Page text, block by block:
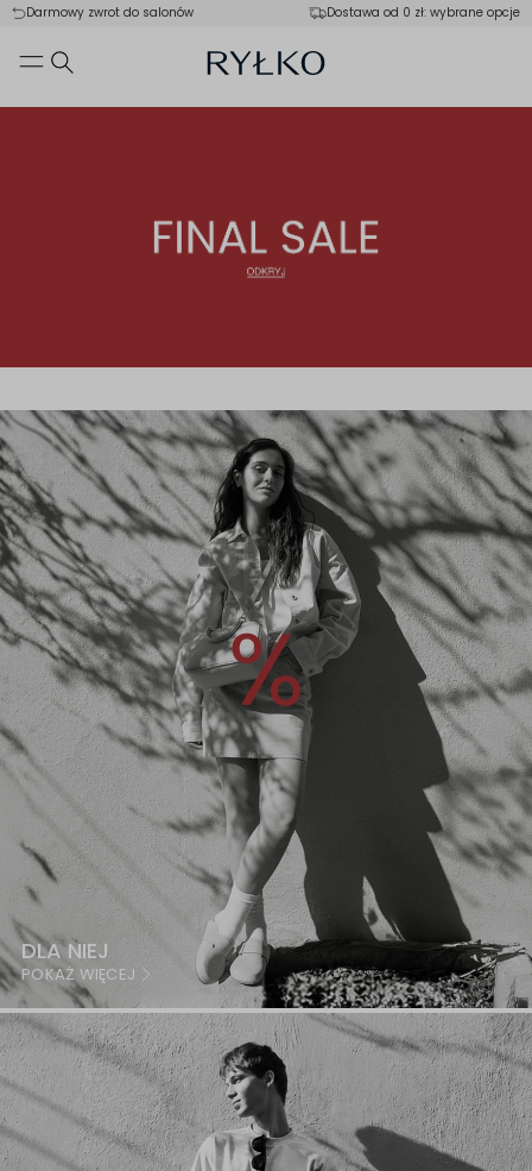
Darmowy zwrot do salonów Dostawa od 0 zł: wybrane opcje
DLA NIEJ
POKAŻ WIĘCEJ